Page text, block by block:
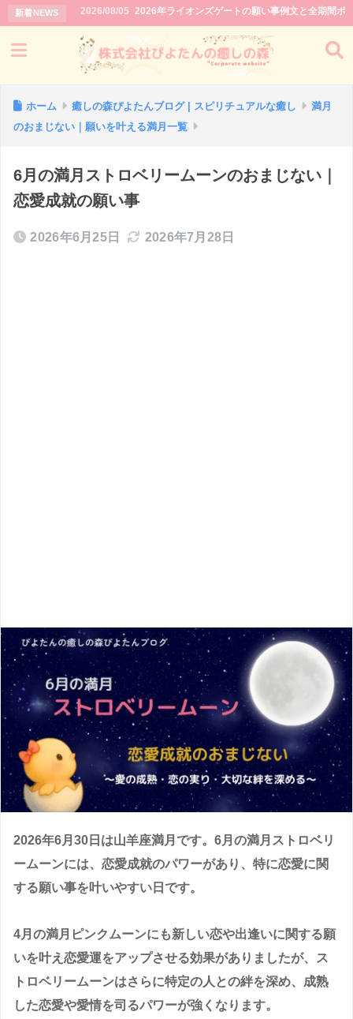
新着NEWS 2026/08/05 2026年ライオンズゲートの願い事例文と全期間ボイ
ホーム 癒しの森ぴよたんブログ | スピリチュアルな癒し
満月
のおまじない｜願いを叶える満月一覧
6月の満月ストロベリームーンのおまじない｜
恋愛成就の願い事
2026年6月25日 2026年7月28日
2026年6月30日は山羊座満月です。6月の満月ストロベリ
ームーンには、恋愛成就のパワーがあり、特に恋愛に関
する願い事を叶いやすい日です。
4月の満月ピンクムーンにも新しい恋や出逢いに関する願
いを叶え恋愛運をアップさせる効果がありましたが、ス
トロベリームーンはさらに特定の人との絆を深め、成熟
した恋愛や愛情を司るパワーが強くなります。